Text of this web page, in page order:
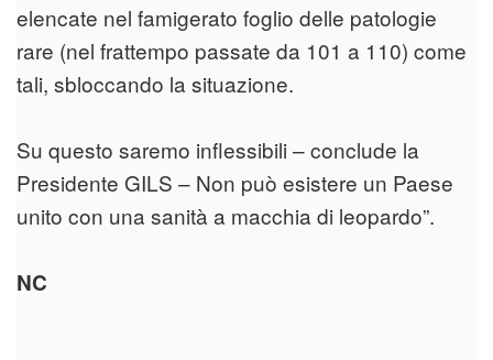
elencate nel famigerato foglio delle patologie
rare (nel frattempo passate da 101 a 110) come
tali, sbloccando la situazione.
Su questo saremo inflessibili – conclude la
Presidente GILS – Non può esistere un Paese
unito con una sanità a macchia di leopardo”.
NC